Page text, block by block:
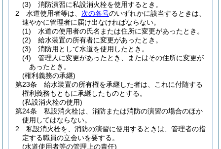
(3)
消防演習に私設消火栓を使用するとき。
2
水道使用者等は、 次の各号のいずれかに該当するときは、
速やかに管理者に届け出なければならない。
(1)
水道の使用者の氏名または住所に変更があったとき。
(2)
給水装置の所有者に変更があったとき。
(3)
消防用として水道を使用したとき。
(4)
管理人に変更があったとき、またはその住所に変更が
あったとき。
(権利義務の承継)
第23条
給水装置の所有権を承継した者は、これに付随する
権利義務もともに承継したものとする。
(私設消火栓の使用)
第24条
私設消火栓は、消防または消防の演習の場合のほか
使用してはならない。
2
私設消火栓を、消防の演習に使用するときは、管理者の指
定する職員の立会いを要する。
(水道使用者等の管理上の責任)